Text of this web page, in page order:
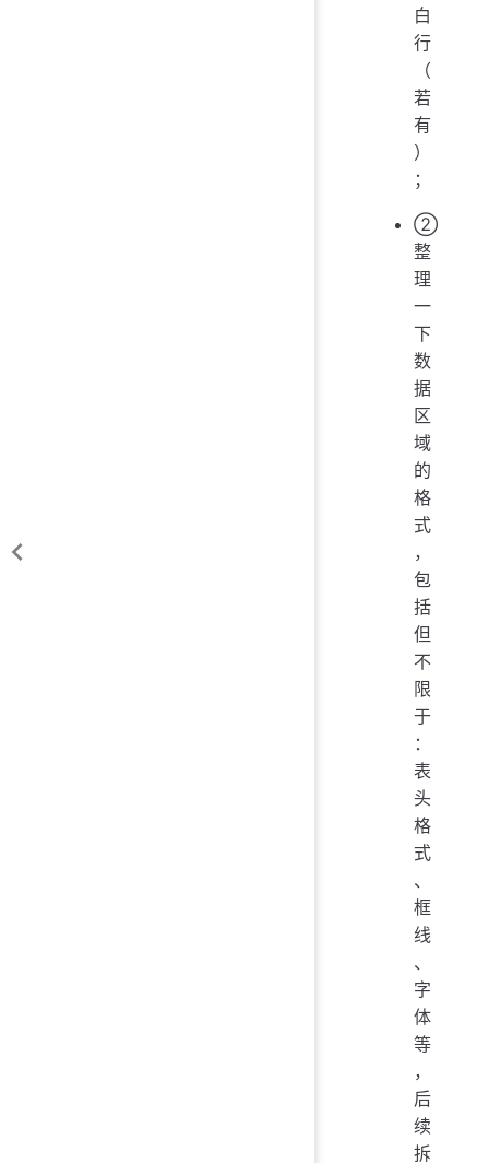
白
行
（
若
有
）
；
②
整
理
一
下
数
据
区
域
的
格
式
，
包
括
但
不
限
于
：
表
头
格
式
、
框
线
、
字
体
等
，
后
续
拆